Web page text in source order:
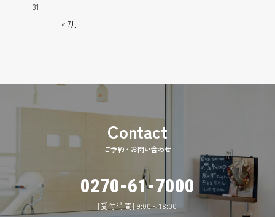
« 7月
31
ご予約・お問い合わせ
0270-61-7000
[受付時間] 9:00～18:00